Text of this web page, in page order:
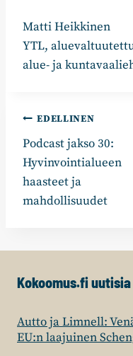
Matti Heikkinen
YTL,
alue- ja
Artikkelien
selaus
EDELLINEN
Podcast jakso 30:
Hyvinvointialueen
haasteet ja
mahdollisuudet
Kokoomus.fi uutisia
Autto ja Limnell:
EU:n laajuinen